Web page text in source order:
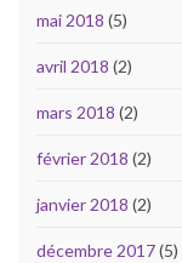
mai 2018 (5)
avril 2018 (2)
mars 2018 (2)
février 2018 (2)
janvier 2018 (2)
décembre 2017(5)